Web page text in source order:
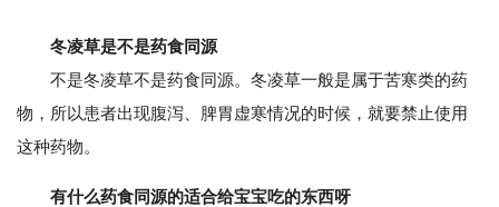
冬凌草是不是药食同源
不是冬凌草不是药食同源。冬凌草一般是属于苦寒类的药
物，所以患者出现腹泻、脾胃虚寒情况的时候，就要禁止使用
这种药物。
有什么药食同源的适合给宝宝吃的东西呀